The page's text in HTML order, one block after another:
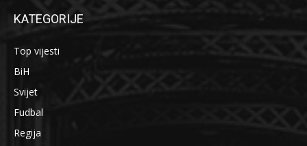
KATEGORIJE
Top vijesti
BiH
Svijet
Fudbal
Regija